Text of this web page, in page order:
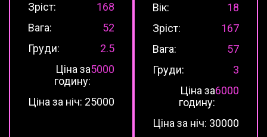
Зріст:
168
Вага:
52
Груди:
2.5
Ціна за
годину:
5000
Ціна за ніч: 25000
Вік:
18
Зріст:
167
Вага:
57
Груди:
3
Ціна за
годину:
6000
Ціна за ніч: 30000